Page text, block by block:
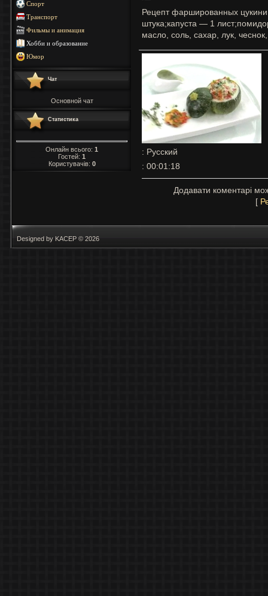
Спорт
Транспорт
Фильмы и анимация
Хобби и образование
Юмор
Чат
Основной чат
Статистика
Онлайн всього: 1
Гостей: 1
Користувачів: 0
Рецепт фаршированных
штука;капуста — 1
масло, соль, сахар, лук,
: Русский
: 00:01:18
Додавати коментарі
[
Designed by KACEP © 2026